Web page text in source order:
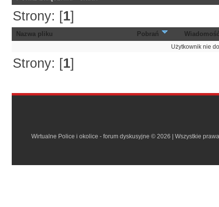
Strony: [1]
Nazwa pliku Pobrań
Użytkownik nie
Strony: [1]
Wirtualne Police i okolice - forum dyskusyjne © 2026 | Wszystkie